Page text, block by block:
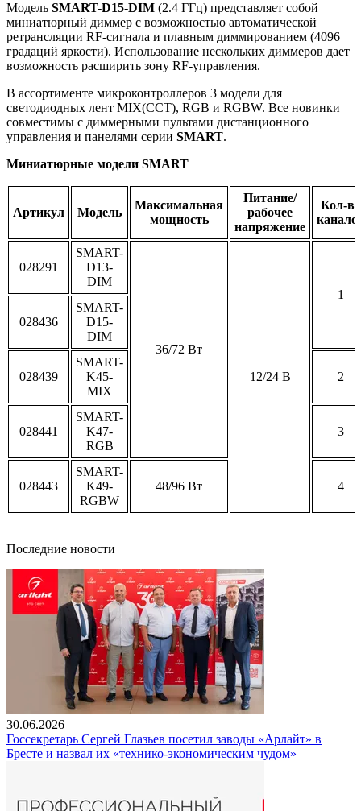
Модель SMART-D15-DIM (2.4 ГГц) представляет собой
миниатюрный диммер с возможностью автоматической
ретрансляции RF-сигнала и плавным диммированием (4096
градаций яркости). Использование нескольких диммеров дает
возможность расширить зону RF-управления.
В ассортименте микроконтроллеров 3 модели для
светодиодных лент MIX(CCT), RGB и RGBW. Все новинки
совместимы с диммерными пультами дистанционного
управления и панелями серии SMART.
Миниатюрные модели SMART
Артикул Модель
Максимальная
мощность
Питание/
рабочее
напряжение
Кол-во
028291
SMART-
D13-
DIM
36/72 Вт
12/24 В
1
028436
SMART-
D15-
DIM
028439
SMART-
K45-
MIX
2
028441
SMART-
K47-
RGB
3
028443
SMART-
K49-
RGBW
48/96 Вт 4
Последние новости
30.06.2026
Госсекретарь Сергей Глазьев посетил заводы «Арлайт» в
Бресте и назвал их «технико-экономическим чудом»